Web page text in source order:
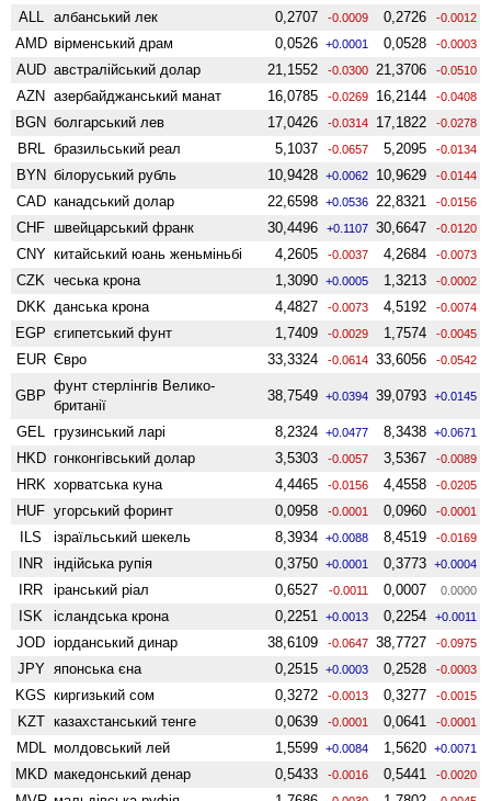
ALL албанський лек 0,2707 -0.0009 0,2726 -0.0012
AMD вiрменський драм 0,0526 +0.0001 0,0528 -0.0003
AUD австралійський долар 21,1552 -0.0300 21,3706 -0.0510
AZN азербайджанський манат 16,0785 -0.0269 16,2144 -0.0408
BGN болгарський лев 17,0426 -0.0314 17,1822 -0.0278
BRL бразильський реал 5,1037 -0.0657 5,2095 -0.0134
BYN білоруський рубль 10,9428 +0.0062 10,9629 -0.0144
CAD канадський долар 22,6598 +0.0536 22,8321 -0.0156
CHF швейцарський франк 30,4496 +0.1107 30,6647 -0.0120
CNY китайський юань женьмiньбi 4,2605 -0.0037 4,2684 -0.0073
CZK чеська крона 1,3090 +0.0005 1,3213 -0.0002
DKK данська крона 4,4827 -0.0073 4,5192 -0.0074
EGP єгипетський фунт 1,7409 -0.0029 1,7574 -0.0045
EUR Євро 33,3324 -0.0614 33,6056 -0.0542
GBP
фунт стерлінгів Велико­
британії
38,7549 +0.0394 39,0793 +0.0145
GEL грузинський ларі 8,2324 +0.0477 8,3438 +0.0671
HKD гонконгівський долар 3,5303 -0.0057 3,5367 -0.0089
HRK хорватська куна 4,4465 -0.0156 4,4558 -0.0205
HUF угорський форинт 0,0958 -0.0001 0,0960 -0.0001
ILS ізраїльський шекель 8,3934 +0.0088 8,4519 -0.0169
INR індійська рупія 0,3750 +0.0001 0,3773 +0.0004
IRR іранський ріал 0,6527 -0.0011 0,0007 0.0000
ISK ісландська крона 0,2251 +0.0013 0,2254 +0.0011
JOD іорданський динар 38,6109 -0.0647 38,7727 -0.0975
JPY японська єна 0,2515 +0.0003 0,2528 -0.0003
KGS киргизький сом 0,3272 -0.0013 0,3277 -0.0015
KZT казахстанський тенге 0,0639 -0.0001 0,0641 -0.0001
MDL молдовський лей 1,5599 +0.0084 1,5620 +0.0071
MKD македонський денар 0,5433 -0.0016 0,5441 -0.0020